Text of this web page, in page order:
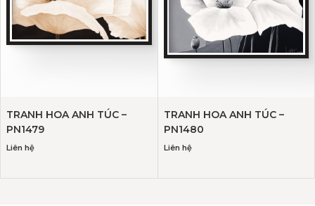
TRANH HOA ANH TÚC –
PN1479
Liên hệ
TRANH HOA ANH TÚC –
PN1480
Liên hệ